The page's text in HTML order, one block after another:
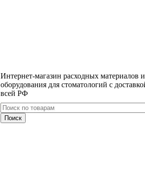
Интернет-магазин расходных материалов и
оборудования для стоматологий с
всей РФ